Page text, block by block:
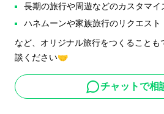
長期の旅行や周遊などのカスタマイ
ハネムーンや家族旅行のリクエスト
など、オリジナル旅行をつくることも
談ください🤝
チャットで相